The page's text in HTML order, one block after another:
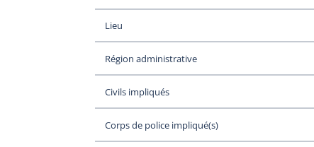
Lieu
Région administrative
Civils impliqués
Corps de police impliqué(s)